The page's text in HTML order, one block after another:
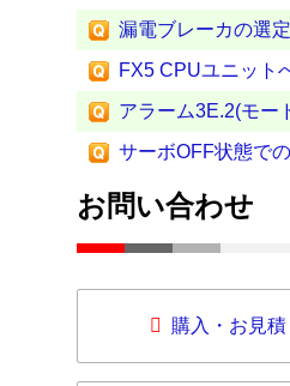
漏電ブレーカの選
FX5 CPUユニット
アラーム3E.2(モー
サーボOFF状態で
お問い合わせ
購入・お見